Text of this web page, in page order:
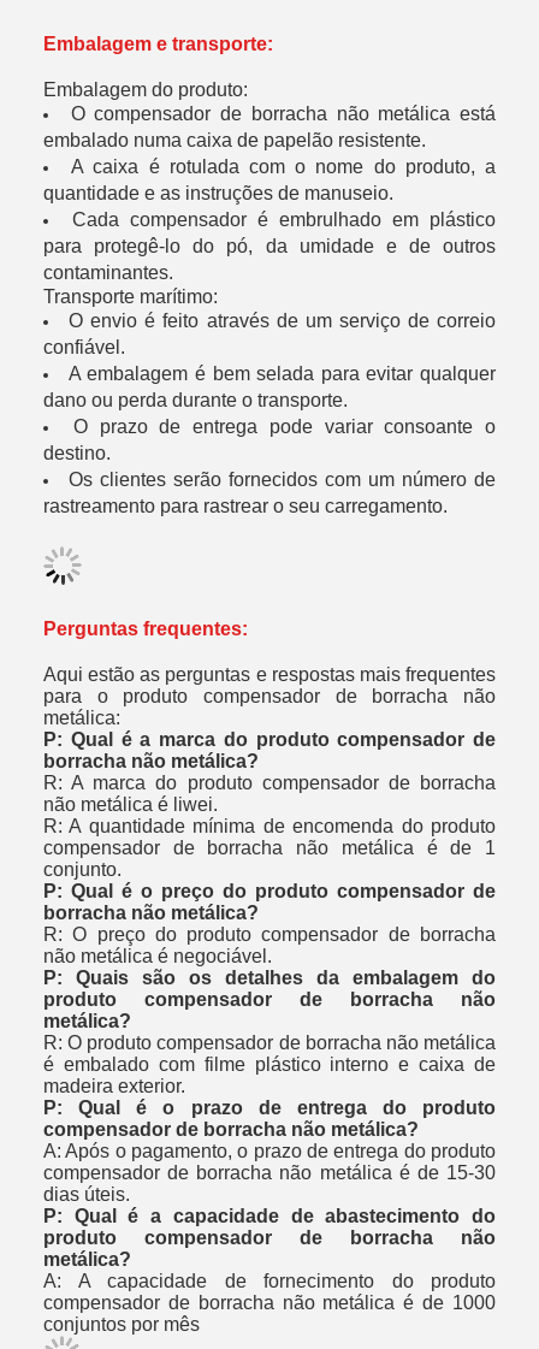
Embalagem e transporte:
Embalagem do produto:
O compensador de borracha não metálica está
embalado numa caixa de papelão resistente.
A caixa é rotulada com o nome do produto, a
quantidade e as instruções de manuseio.
Cada compensador é embrulhado em plástico
para protegê-lo do pó, da umidade e de outros
contaminantes.
Transporte marítimo:
O envio é feito através de um serviço de correio
confiável.
A embalagem é bem selada para evitar qualquer
dano ou perda durante o transporte.
O prazo de entrega pode variar consoante o
destino.
Os clientes serão fornecidos com um número de
rastreamento para rastrear o seu carregamento.
Perguntas frequentes:
Aqui estão as perguntas e respostas mais frequentes
para o produto compensador de borracha não
metálica:
P: Qual é a marca do produto compensador de
borracha não metálica?
R: A marca do produto compensador de borracha
não metálica é liwei.
R: A quantidade mínima de encomenda do produto
compensador de borracha não metálica é de 1
conjunto.
P: Qual é o preço do produto compensador de
borracha não metálica?
R: O preço do produto compensador de borracha
não metálica é negociável.
P: Quais são os detalhes da embalagem do
produto compensador de borracha não
metálica?
R: O produto compensador de borracha não metálica
é embalado com filme plástico interno e caixa de
madeira exterior.
P: Qual é o prazo de entrega do produto
compensador de borracha não metálica?
A: Após o pagamento, o prazo de entrega do produto
compensador de borracha não metálica é de 15-30
dias úteis.
P: Qual é a capacidade de abastecimento do
produto compensador de borracha não
metálica?
A: A capacidade de fornecimento do produto
compensador de borracha não metálica é de 1000
conjuntos por mês